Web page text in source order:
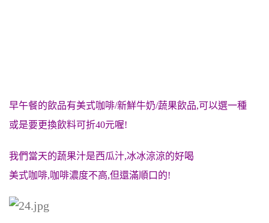
早午餐的飲品有美式咖啡/新鮮牛奶/蔬果飲品,可以選一種
或是要更換飲料可折40元喔!
我們當天的蔬果汁是西瓜汁,冰冰涼涼的好喝
美式咖啡,咖啡濃度不高,但還滿順口的!